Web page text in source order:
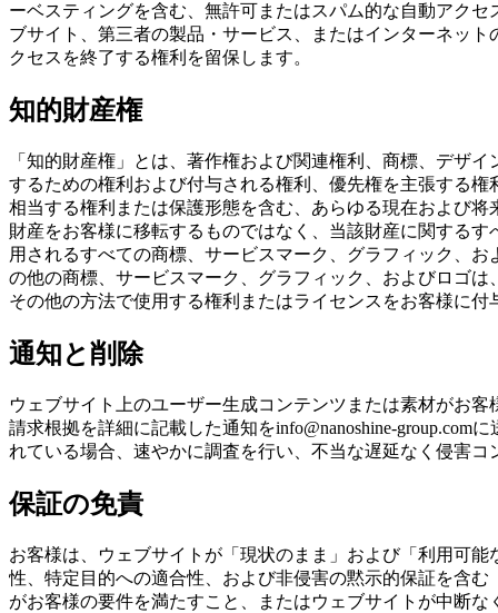
ーベスティングを含む、無許可またはスパム的な自動アク
ブサイト、第三者の製品・サービス、またはインターネッ
クセスを終了する権利を留保します。
知的財産権
「知的財産権」とは、著作権および関連権利、商標、デザ
するための権利および付与される権利、優先権を主張する
相当する権利または保護形態を含む、あらゆる現在および将
財産をお客様に移転するものではなく、当該財産に関する
用されるすべての商標、サービスマーク、グラフィック、
の他の商標、サービスマーク、グラフィック、およびロゴは
その他の方法で使用する権利またはライセンスをお客様に付
通知と削除
ウェブサイト上のユーザー生成コンテンツまたは素材がお
請求根拠を詳細に記載した通知をinfo@nanoshine-
れている場合、速やかに調査を行い、不当な遅延なく侵害コ
保証の免責
お客様は、ウェブサイトが「現状のまま」および「利用可
性、特定目的への適合性、および非侵害の黙示的保証を含
がお客様の要件を満たすこと、またはウェブサイトが中断